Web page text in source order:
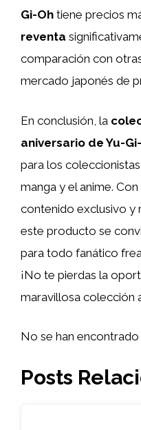
Gi-Oh tiene precios
reventa
comparación con
mercado japonés de
En conclusión, la
aniversario de Yu-
para los
manga y el anime.
contenido exclusivo y
este producto se
para todo fanático
¡No te pierdas la
maravillosa colección
No se han
Posts